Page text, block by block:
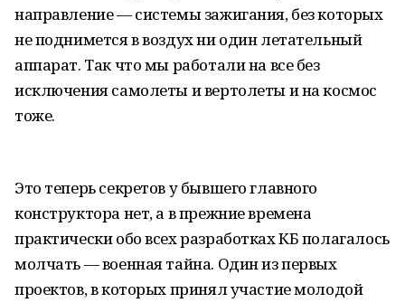
направление — системы зажигания, без которых
не поднимется в воздух ни один летательный
аппарат. Так что мы работали на все без
исключения самолеты и вертолеты и на космос
тоже.
Это теперь секретов у бывшего главного
конструктора нет, а в прежние времена
практически обо всех разработках КБ полагалось
молчать — военная тайна. Один из первых
проектов, в которых принял участие молодой